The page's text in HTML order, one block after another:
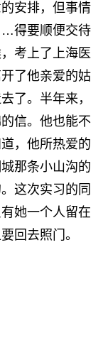
安排，但事情
得要顺便交待
考上了上海医
了他亲爱的姑
了。半年来，
信。他也能不
，他所热爱的
那条小山沟的
这次实习的同
她一个人留在
回去照门。